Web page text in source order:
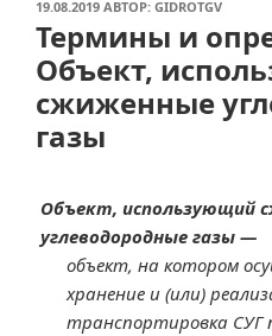
ОПУБЛИКОВАНО
19.08.2019 АВТОР: GIDROTGV
Термины и
Объект,
сжиженные
газы
Объект, использующий
углеводородные газы —
объект, на котором
хранение и (или)
транспортировка СУГ